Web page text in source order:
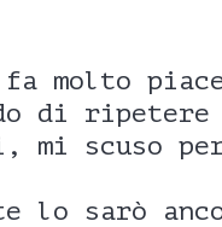
fa molto
di
mi scuso
lo sarò